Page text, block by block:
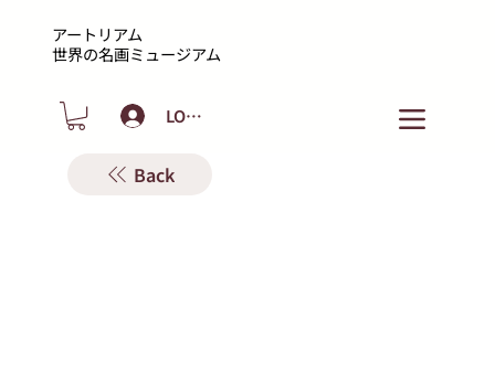
アートリアム
​世界の名画ミュージアム
LOGIN
Back